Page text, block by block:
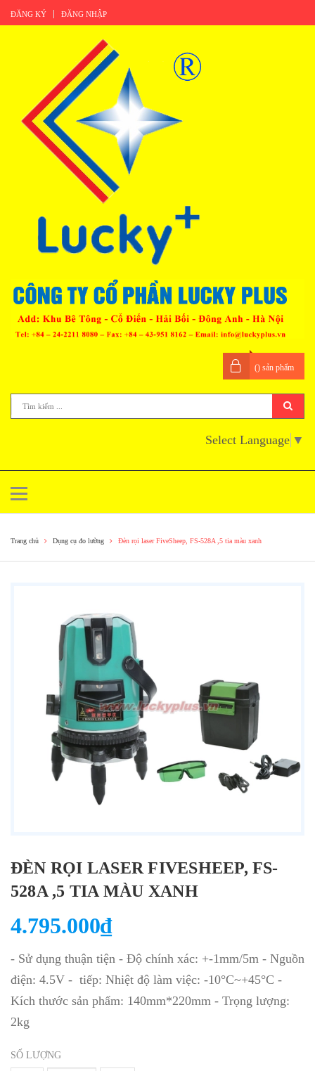
ĐĂNG KÝ ĐĂNG NHẬP
() sản phẩm
Select Language ▼
Trang chủ Dụng cụ đo lường Đèn rọi laser FiveSheep, FS-528A ,5 tia màu xanh
ĐÈN RỌI LASER FIVESHEEP, FS-
528A ,5 TIA MÀU XANH
4.795.000₫
- Sử dụng thuận tiện - Độ chính xác: +-1mm/5m - Nguồn
điện: 4.5V - tiếp: Nhiệt độ làm việc: -10°C~+45°C -
Kích thước sản phẩm: 140mm*220mm - Trọng lượng:
2kg
SỐ LƯỢNG